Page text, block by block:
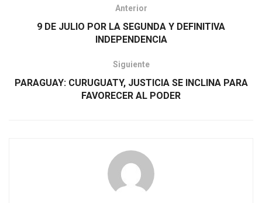
Anterior
9 DE JULIO POR LA SEGUNDA Y DEFINITIVA
INDEPENDENCIA
Siguiente
PARAGUAY: CURUGUATY, JUSTICIA SE INCLINA PARA
FAVORECER AL PODER